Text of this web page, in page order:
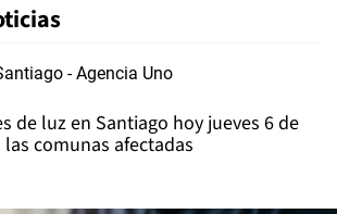
de luz en Santiago hoy jueves 6 de
comunas afectadas